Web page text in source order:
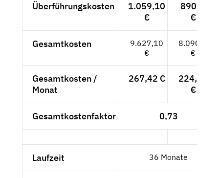
Überführungskosten
1.059,10
€
890,--
€
Gesamtkosten
9.627,10
€
8.090,--
€
Gesamtkosten /
Monat
267,42 €
224,72
€
Gesamtkostenfaktor 0,73
Laufzeit 36 Monate